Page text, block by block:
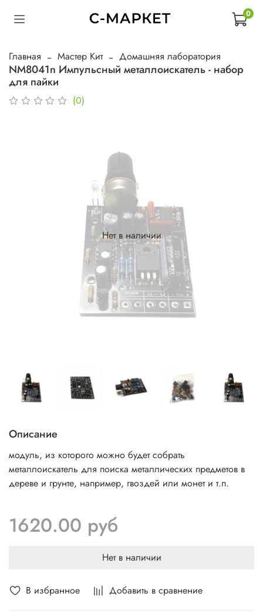
0
Главная Мастер Кит Домашняя лаборатория
NM8041n Импульсный металлоискатель - набор
для пайки
(0)
В избранное Добавить в сравнение
Нет в наличии
Описание
модуль, из которого можно будет собрать
металлоискатель для поиска металлических предметов в
дереве и грунте, например, гвоздей или монет и т.п.
1620.00 руб
Нет в наличии